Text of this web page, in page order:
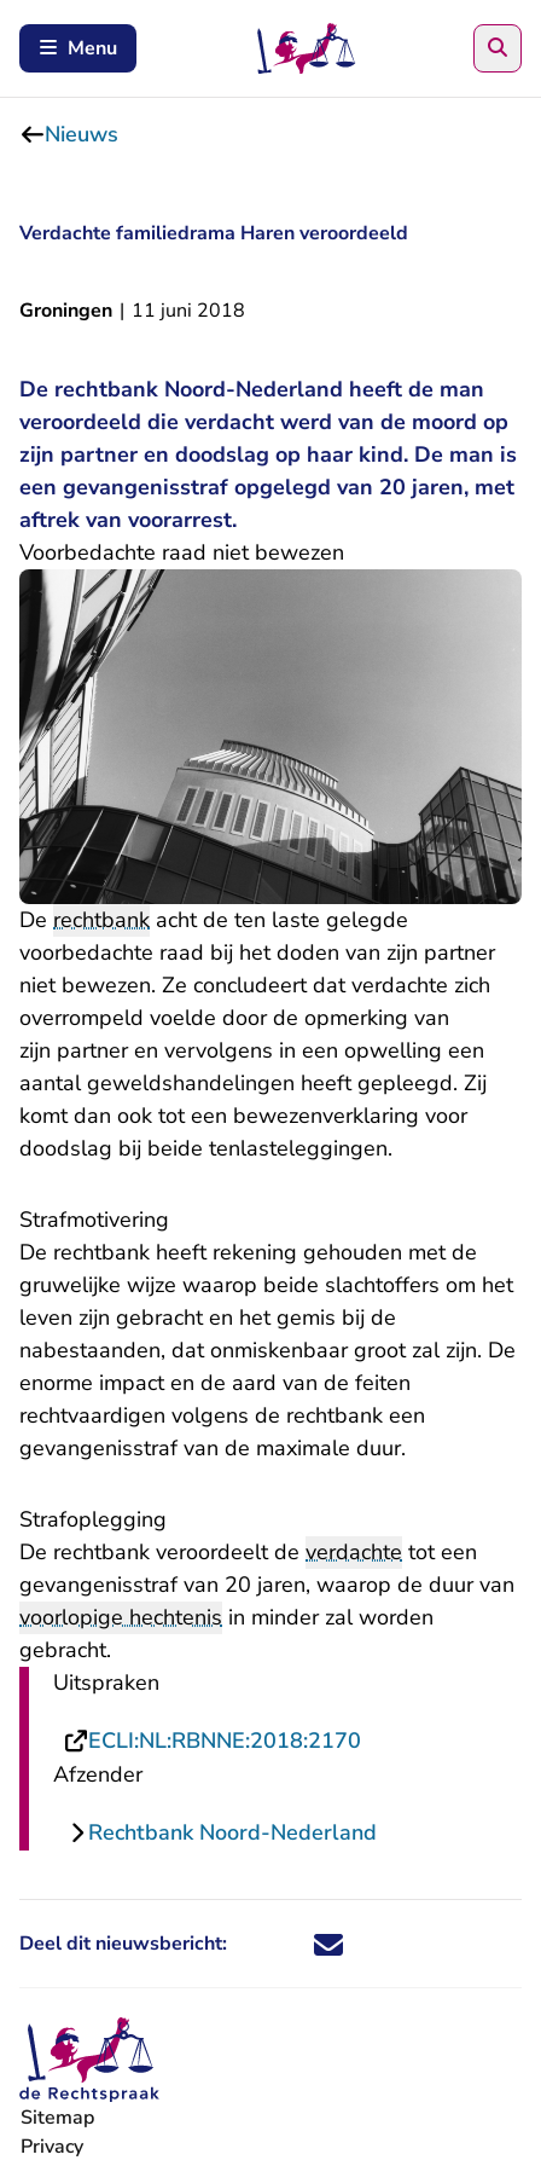
Menu
Nieuws
Verdachte familiedrama Haren veroordeeld
Groningen | 11 juni 2018
De rechtbank Noord-Nederland heeft de man
veroordeeld die verdacht werd van de moord op
zijn partner en doodslag op haar kind. De man is
een gevangenisstraf opgelegd van 20 jaren, met
aftrek van voorarrest.
Voorbedachte raad niet bewezen
De rechtbank acht de ten laste gelegde
voorbedachte raad bij het doden van zijn partner
niet bewezen. Ze concludeert dat verdachte zich
overrompeld voelde door de opmerking van
zijn partner en vervolgens in een opwelling een
aantal geweldshandelingen heeft gepleegd. Zij
komt dan ook tot een bewezenverklaring voor
doodslag bij beide tenlasteleggingen.
Strafmotivering
De rechtbank heeft rekening gehouden met de
gruwelijke wijze waarop beide slachtoffers om het
leven zijn gebracht en het gemis bij de
nabestaanden, dat onmiskenbaar groot zal zijn. De
enorme impact en de aard van de feiten
rechtvaardigen volgens de rechtbank een
gevangenisstraf van de maximale duur.
Strafoplegging
De rechtbank veroordeelt de verdachte tot een
gevangenisstraf van 20 jaren, waarop de duur van
voorlopige hechtenis in minder zal worden
gebracht.
Uitspraken
ECLI:NL:RBNNE:2018:2170
Afzender
Rechtbank Noord-Nederland
Deel dit nieuwsbericht: Deel dit nieuwsbericht via X -
Deel dit nieuwsbericht via
Deel dit nieuwsbericht
Deel dit
Sitemap
Privacy